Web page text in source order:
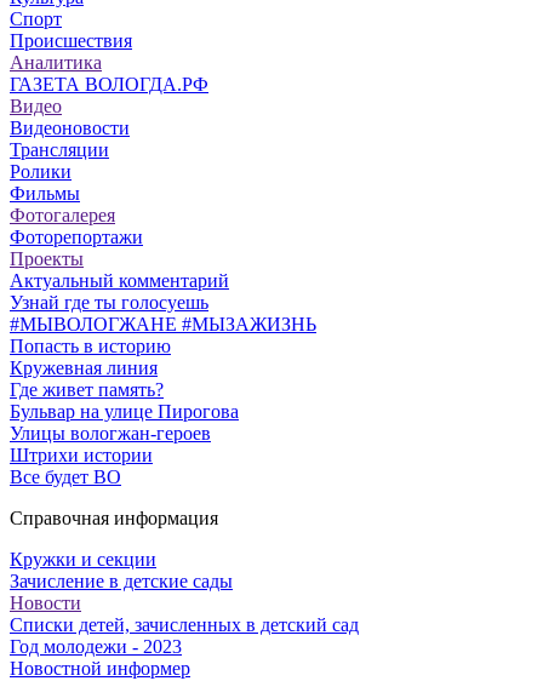
Спорт
Происшествия
Аналитика
ГАЗЕТА ВОЛОГДА.РФ
Видео
Видеоновости
Трансляции
Ролики
Фильмы
Фотогалерея
Фоторепортажи
Проекты
Актуальный комментарий
Узнай где ты голосуешь
#МЫВОЛОГЖАНЕ #МЫЗАЖИЗНЬ
Попасть в историю
Кружевная линия
Где живет память?
Бульвар на улице Пирогова
Улицы вологжан-героев
Штрихи истории
Все будет ВО
Справочная информация
Кружки и секции
Зачисление в детские сады
Новости
Списки детей, зачисленных в детский сад
Год молодежи - 2023
Новостной информер